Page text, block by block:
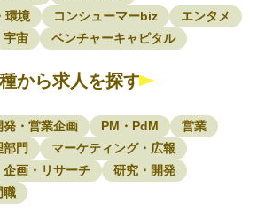
環境
コンシューマーbiz
エンタメ
宇宙 ベンチャーキャピタル
から求人を探す
発・営業企画 PM・PdM
営業
部門
マーケティング・広報
企画・リサーチ
研究・開発
職